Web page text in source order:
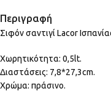
Περιγραφή
Σιφόν σαντιγί Lacor
Χωρητικότητα: 0,5lt.
Διαστάσεις: 7,8*27,3cm.
Χρώμα: πράσινο.